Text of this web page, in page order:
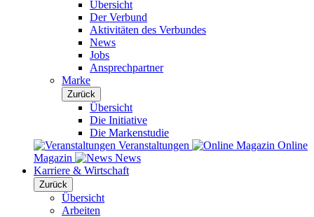
Übersicht
Der Verbund
Aktivitäten des Verbundes
News
Jobs
Ansprechpartner
Marke
Zurück
Übersicht
Die Initiative
Die Markenstudie
Veranstaltungen
Online
Magazin
News
Karriere & Wirtschaft
Zurück
Übersicht
Arbeiten